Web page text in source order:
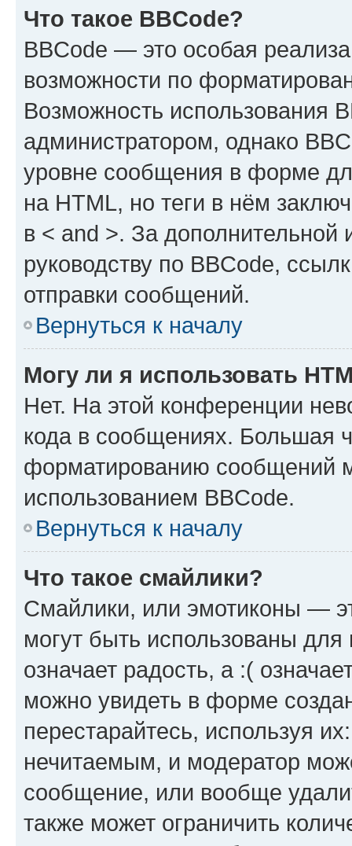
Что такое BBCode?
BBCode — это особая
возможности по
Возможность использования
администратором, однако
уровне сообщения в форме
на HTML, но теги в нём
в < and >. За
руководству по BBCode,
отправки сообщений.
Вернуться к началу
Могу ли я использовать
Нет. На этой конференции
кода в сообщениях. Большая
форматированию сообщений
использованием BBCode.
Вернуться к началу
Что такое смайлики?
Смайлики, или эмотиконы —
могут быть использованы
означает радость, а :(
можно увидеть в форме
перестарайтесь, используя
нечитаемым, и модератор
сообщение, или вообще
также может ограничить